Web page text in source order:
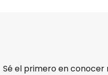
Sé el primero en conocer